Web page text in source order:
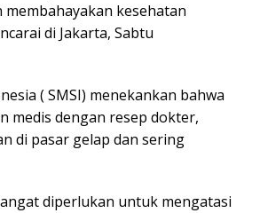
kesehatan
di Jakarta, Sabtu
( SMSI) menekankan bahwa
medis dengan resep dokter,
di pasar gelap dan sering
diperlukan untuk mengatasi